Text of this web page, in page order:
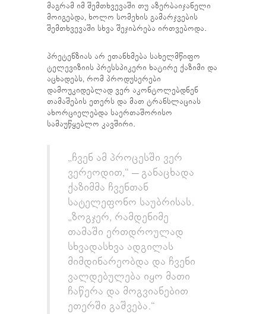
მაგრამ იმ შემთხვევაში თუ აზერბაიჯანელი
მოიგებდა, ხოლო სომეხის გამარჯვების
შემთხვევაში სხვა შეჯიბრება ირთვებოდა.
პრეტენზიას არ ეთანხმება სახელმწიფო
ტელევიზიის პრესსპიკერი ხატირე ქაზიმი და
აცხადებს, რომ პროდუსერები
დამოუკიდებლად ვერ აკონტოლებდნენ
თამაშების ეთერს და მათ ტრანსლაციას
ახორციელებდა საერთაშორისო
სამაუწყებლო კავშირი.
„ჩვენ ამ პროცესში ვერ
ვერეოდით,“ – განაცხადა
ქაზიმმა ჩვენთან
სატელეფონო საუბრისას.
„ზოგჯერ, რამდენიმე
თამაში ერთდროულად
სხვადასხვა ადგილას
მიმდინარეობდა და ჩვენი
ვალდებულება იყო მათი
ჩაწერა და მოგვიანებით
ეთერში გაშვება.“